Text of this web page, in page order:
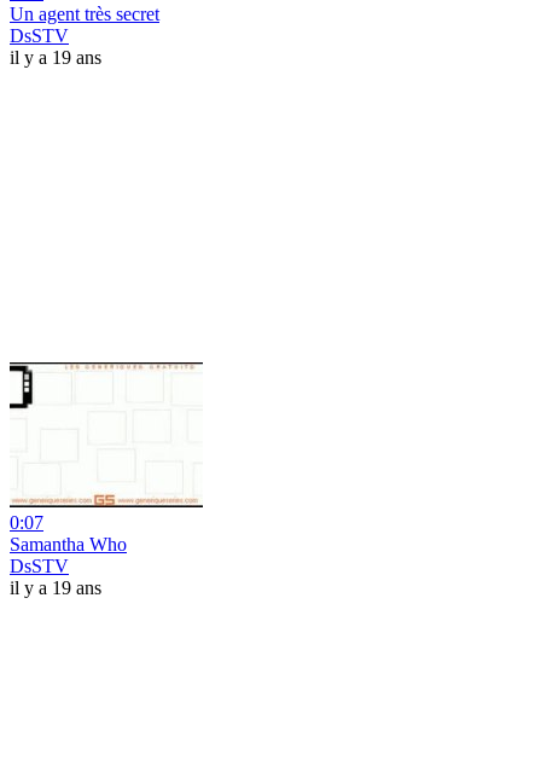
Un agent très secret
DsSTV
il y a 19 ans
0:07
Samantha Who
DsSTV
il y a 19 ans